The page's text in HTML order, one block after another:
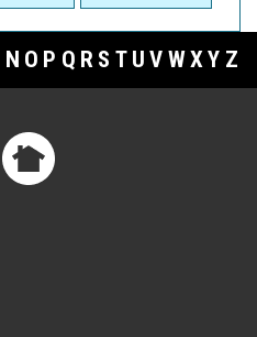
N O P Q R S T U V WXY Z